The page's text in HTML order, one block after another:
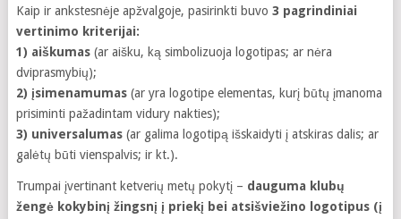
Kaip ir ankstesnėje apžvalgoje, pasirinkti buvo 3 pagrindiniai
vertinimo kriterijai:
1) aiškumas(ar aišku, ką simbolizuoja logotipas; ar nėra
dviprasmybių);
2) įsimenamumas(ar yra logotipe elementas, kurį būtų įmanoma
prisiminti pažadintam vidury nakties);
3) universalumas(ar galima logotipą išskaidyti į atskiras dalis; ar
galėtų būti vienspalvis; ir kt.).
Trumpai įvertinant ketverių metų pokytį – dauguma klubų
žengė kokybinį žingsnį į priekį bei atsišviežino logotipus (į